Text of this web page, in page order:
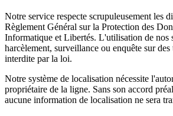
Notre service respecte scrupuleusement les
Règlement Général sur la Protection des
Informatique et Libertés. L'utilisation de nos
harcèlement, surveillance ou enquête sur des
interdite par la loi.
Notre système de localisation nécessite
propriétaire de la ligne. Sans son accord
aucune information de localisation ne sera